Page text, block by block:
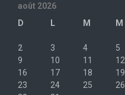
août 2026
D
L M M
2
3 4 5
9
10 11 12
16
17 18 19
23
24 25 26